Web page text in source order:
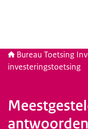
Bureau Toetsing
investeringstoetsing
antwoorden